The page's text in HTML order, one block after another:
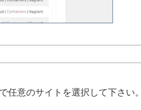
任意のサイトを選択して下さい。